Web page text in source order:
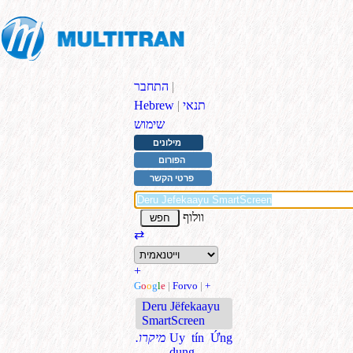
התחבר |
Hebrew | תנאי
שימוש
מילונים
הפורום
פרטי הקשר
וולוף
⇄
+
Google | Forvo | +
Deru Jëfekaayu
SmartScreen
.מיקרו Uy tín Ứng